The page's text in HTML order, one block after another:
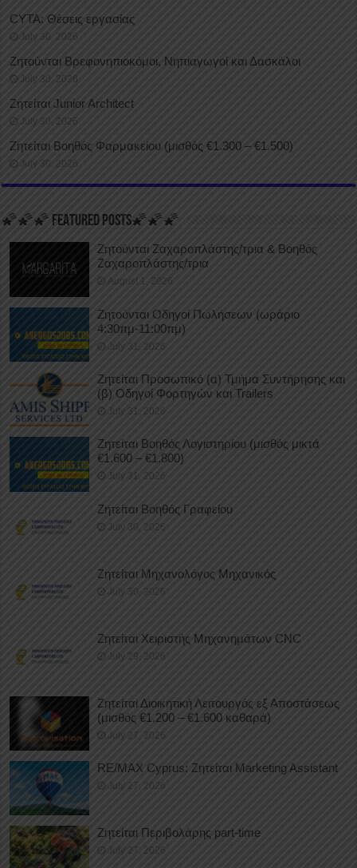
CYTA: Θέσεις εργασίας
July 30, 2026
Ζητούνται Βρεφονηπιοκόμοι, Νηπιαγωγοί και Δασκάλοι
July 30, 2026
Ζητείται Junior Architect
July 30, 2026
Ζητείται Βοηθός Φαρμακείου (μισθός €1.300 – €1.500)
July 30, 2026
🌠🌠🌠 FEATURED POSTS🌠🌠🌠
Ζητούνται Ζαχαροπλάστης/τρια & Βοηθός
Ζαχαροπλάστης/τρια
August 1, 2026
Ζητούνται Οδηγοί Πωλήσεων (ωράριο
4:30πμ-11:00πμ)
July 31, 2026
Ζητείται Προσωπικό (α) Τμήμα Συντήρησης και
(β) Οδηγοί Φορτηγών και Trailers
July 31, 2026
Ζητείται Βοηθός Λογιστηρίου (μισθός μικτά
€1.600 – €1.800)
July 31, 2026
Ζητείται Βοηθός Γραφείου
July 30, 2026
Ζητείται Μηχανολόγος Μηχανικός
July 30, 2026
Ζητείται Χειριστής Μηχανημάτων CNC
July 29, 2026
Ζητείται Διοικητική Λειτουργός εξ Αποστάσεως
(μισθός €1.200 – €1.600 καθαρά)
July 27, 2026
RE/MAX Cyprus: Ζητείται Marketing Assistant
July 27, 2026
Ζητείται Περιβολάρης part-time
July 27, 2026